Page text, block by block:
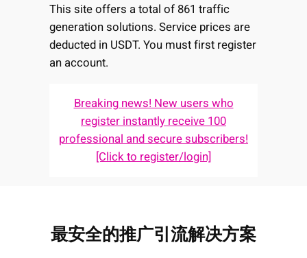
This site offers a total of 861 traffic
generation solutions. Service prices are
deducted in USDT. You must first register
an account.
Breaking news! New users who
register instantly receive 100
professional and secure subscribers!
[Click to register/login]
最安全的推广引流解决方案